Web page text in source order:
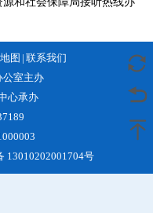
图
联系我们
公室主办
心承办
13010202001704号